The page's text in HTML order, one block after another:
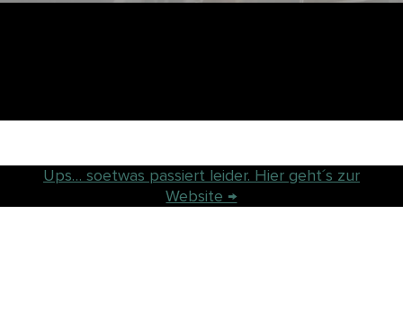
Ups… soetwas passiert leider. Hier geht´s zur
Website →